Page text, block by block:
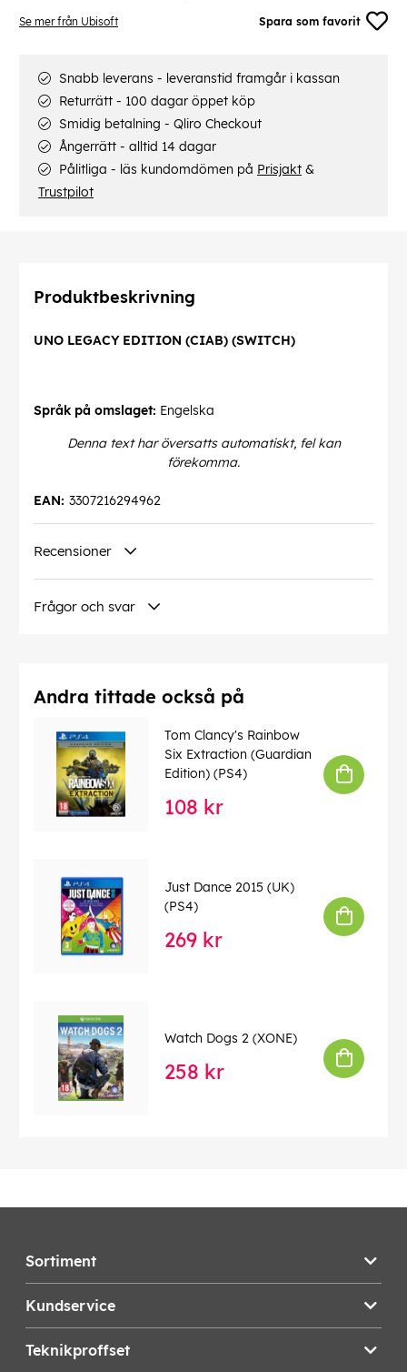
Se mer från Ubisoft Spara som favorit
Snabb leverans - leveranstid framgår i kassan
Returrätt - 100 dagar öppet köp
Smidig betalning - Qliro Checkout
Ångerrätt - alltid 14 dagar
Pålitliga - läs kundomdömen på Prisjakt &
Trustpilot
Produktbeskrivning
UNO LEGACY EDITION (CIAB) (SWITCH)
Språk på omslaget: Engelska
Denna text har översatts automatiskt, fel kan
förekomma.
3307216294962
EAN:
Recensioner
Frågor och svar
Andra tittade också på
Tom Clancy's Rainbow
Six Extraction (Guardian
Edition) (PS4)
108 kr
Just Dance 2015 (UK)
(PS4)
269 kr
Watch Dogs 2 (XONE)
258 kr
Sortiment
Kundservice
Teknikproffset